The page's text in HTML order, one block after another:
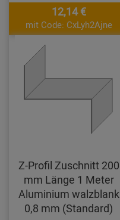
12,14 €
mit Code: CxLyh2Ajne
Z-Profil Zuschnitt 200
mm Länge 1 Meter
Aluminium walzblank
0,8 mm (Standard)